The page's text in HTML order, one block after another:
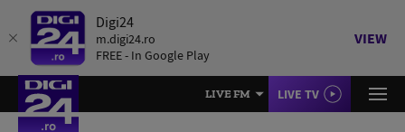
Digi24
m.digi24.ro
FREE - In Google Play
VIEW
LIVE FM LIVE TV